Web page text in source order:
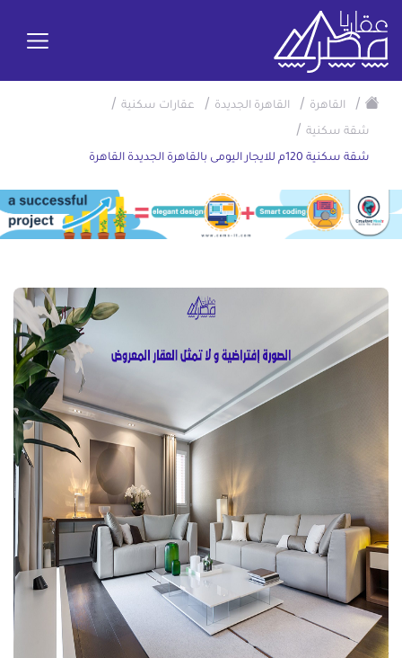
/ القاهرة / القاهرة الجديدة / عقارات سكنية /
شقة سكنية /
شقة سكنية 120م للايجار اليومى بالقاهرة الجديدة القاهرة